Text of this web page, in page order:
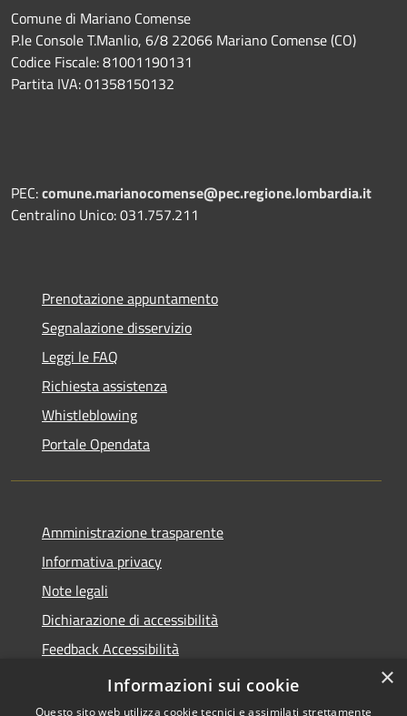
Comune di Mariano Comense
P.le Console T.Manlio, 6/8 22066 Mariano Comense (CO)
Codice Fiscale: 81001190131
Partita IVA: 01358150132
PEC:comune.marianocomense@pec.regione.lombardia.it
Centralino Unico: 031.757.211
Prenotazione appuntamento
Segnalazione disservizio
Leggi le FAQ
Richiesta assistenza
Whistleblowing
Portale Opendata
Amministrazione trasparente
Informativa privacy
Note legali
Dichiarazione di accessibilità
Feedback Accessibilità
Fatturare al comune
×
Informazioni sui cookie
Questo sito web utilizza cookie tecnici e assimilati strettamente